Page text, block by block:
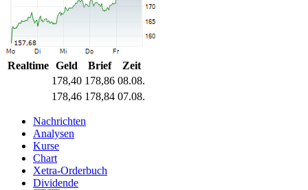
Realtime Geld Brief
Zeit
178,40 178,86 08.08.
178,46 178,84 07.08.
Nachrichten
Analysen
Kurse
Chart
Xetra-Orderbuch
Dividende